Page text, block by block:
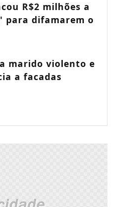
R$2 milhões a
para difamarem o
marido violento e
a facadas